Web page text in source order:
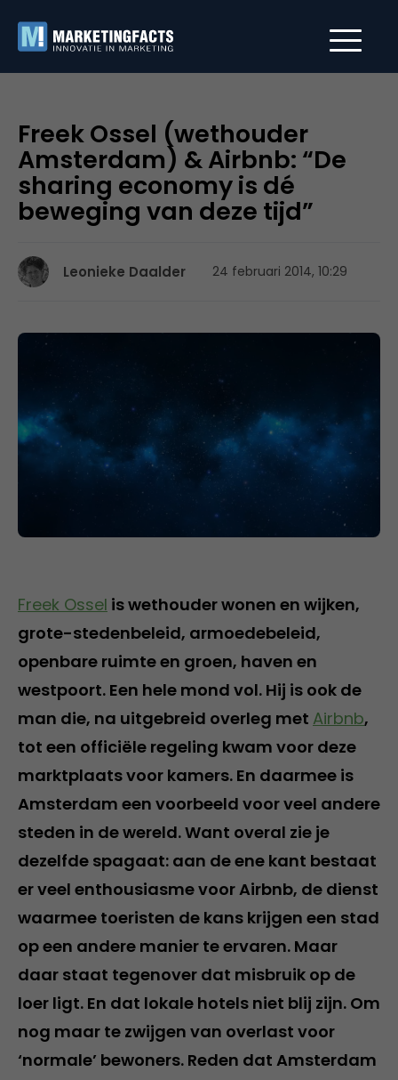
Freek Ossel (wethouder
Amsterdam) & Airbnb: “De
sharing economy is dé
beweging van deze tijd”
Leonieke Daalder 24 februari 2014, 10:29
Freek Ossel is wethouder wonen en wijken,
grote-stedenbeleid, armoedebeleid,
openbare ruimte en groen, haven en
westpoort. Een hele mond vol. Hij is ook de
man die, na uitgebreid overleg met Airbnb,
tot een officiële regeling kwam voor deze
marktplaats voor kamers. En daarmee is
Amsterdam een voorbeeld voor veel andere
steden in de wereld. Want overal zie je
dezelfde spagaat: aan de ene kant bestaat
er veel enthousiasme voor Airbnb, de dienst
waarmee toeristen de kans krijgen een stad
op een andere manier te ervaren. Maar
daar staat tegenover dat misbruik op de
loer ligt. En dat lokale hotels niet blij zijn. Om
nog maar te zwijgen van overlast voor
‘normale’ bewoners. Reden dat Amsterdam